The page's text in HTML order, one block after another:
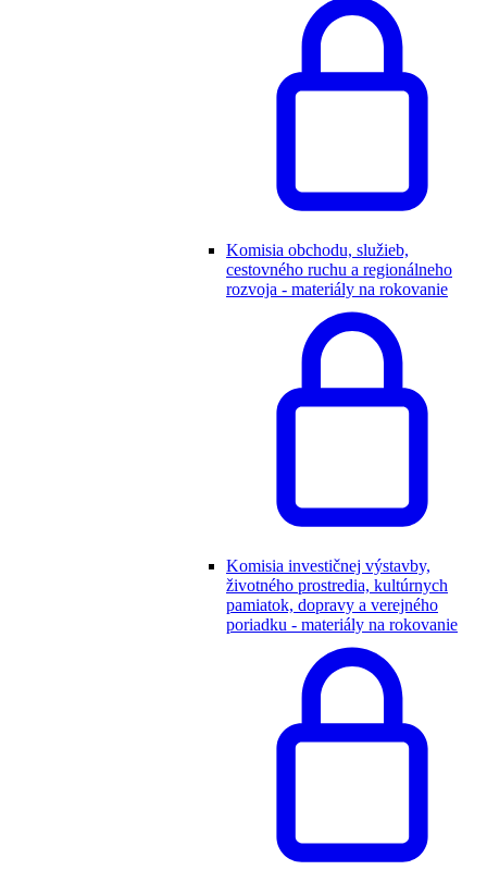
Komisia obchodu, služieb,
cestovného ruchu a regionálneho
rozvoja - materiály na rokovanie
Komisia investičnej výstavby,
životného prostredia, kultúrnych
pamiatok, dopravy a verejného
poriadku - materiály na rokovanie